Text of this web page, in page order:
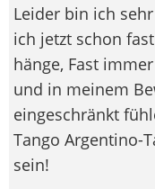
Leider bin ich
ich jetzt schon
hänge, Fast
und in meinem
eingeschränkt
Tango Argentino-
sein!